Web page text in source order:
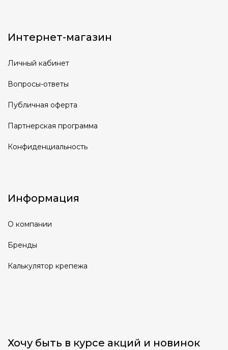
Интернет-магазин
Личный кабинет
Вопросы-ответы
Публичная оферта
Партнерская программа
Конфиденциальность
Информация
О компании
Бренды
Калькулятор крепежа
Хочу быть в курсе акций и новинок